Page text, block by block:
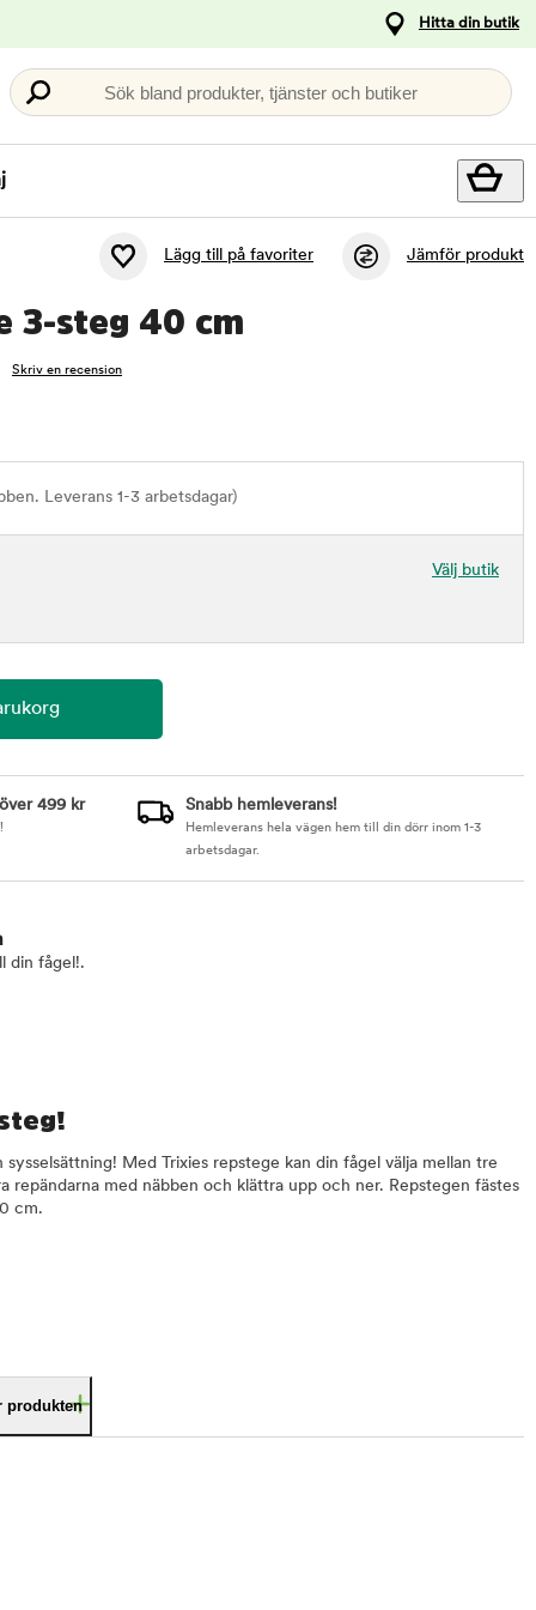
Hitta din butik
Sök bland produkter, tjänster och butiker
Lägg till på favoriter Jämför produkt
3-steg 40 cm
Skriv en recension
Leverans 1-3 arbetsdagar)
Välj butik
499 kr Snabb hemleverans!
Hemleverans hela vägen hem till din dörr inom 1-3
arbetsdagar.
din fågel!.
Med Trixies repstege kan din fågel välja mellan tre
repändarna med näbben och klättra upp och ner. Repstegen fästes
cm.
produkten